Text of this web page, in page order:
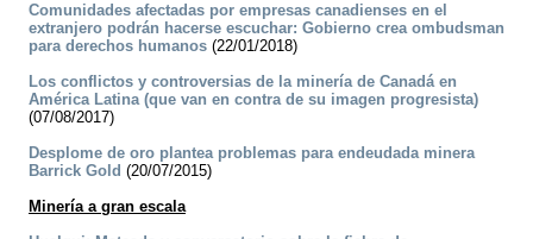
Comunidades afectadas por empresas canadienses en el
extranjero podrán hacerse escuchar: Gobierno crea ombudsman
para derechos humanos (22/01/2018)
Los conflictos y controversias de la minería de Canadá en
América Latina (que van en contra de su imagen progresista)
(07/08/2017)
Desplome de oro plantea problemas para endeudada minera
Barrick Gold (20/07/2015)
Minería a gran escala